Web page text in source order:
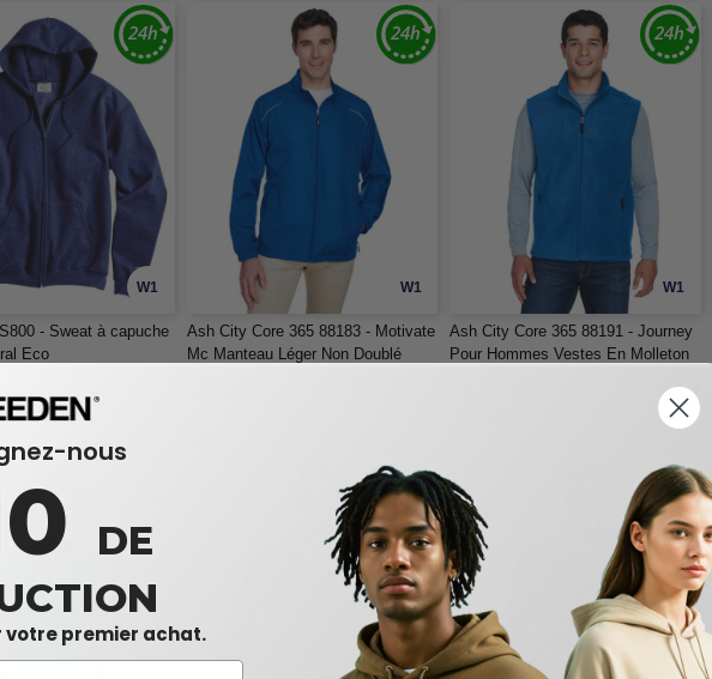
W1
- Sweat à capuche
Eco
W1
Ash City Core 365 88183 - Motivate
Mc Manteau Léger Non Doublé
W1
Ash City Core 365 88191 - Journey
Pour Hommes Vestes En Molleton
-36%
nous
DE
votre premier achat.